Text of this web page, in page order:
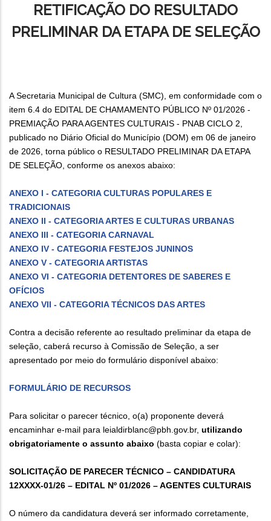
RETIFICAÇÃO DO RESULTADO
PRELIMINAR DA ETAPA DE SELEÇÃO
A Secretaria Municipal de Cultura (SMC), em conformidade com o
item 6.4 do EDITAL DE CHAMAMENTO PÚBLICO Nº 01/2026 -
PREMIAÇÃO PARA AGENTES CULTURAIS - PNAB CICLO 2,
publicado no Diário Oficial do Município (DOM) em 06 de janeiro
de 2026, torna público o RESULTADO PRELIMINAR DA ETAPA
DE SELEÇÃO, conforme os anexos abaixo:
ANEXO I - CATEGORIA CULTURAS POPULARES E
TRADICIONAIS
ANEXO II - CATEGORIA ARTES E CULTURAS URBANAS
ANEXO III - CATEGORIA CARNAVAL
ANEXO IV - CATEGORIA FESTEJOS JUNINOS
ANEXO V - CATEGORIA ARTISTAS
ANEXO VI - CATEGORIA DETENTORES DE SABERES E
OFÍCIOS
ANEXO VII - CATEGORIA TÉCNICOS DAS ARTES
Contra a decisão referente ao resultado preliminar da etapa de
seleção, caberá recurso à Comissão de Seleção, a ser
apresentado por meio do formulário disponível abaixo:
FORMULÁRIO DE RECURSOS
Para solicitar o parecer técnico, o(a) proponente deverá
encaminhar e-mail para leialdirblanc@pbh.gov.br, utilizando
obrigatoriamente o assunto abaixo (basta copiar e colar):
SOLICITAÇÃO DE PARECER TÉCNICO – CANDIDATURA
12XXXX-01/26 – EDITAL Nº 01/2026 – AGENTES CULTURAIS
O número da candidatura deverá ser informado corretamente,